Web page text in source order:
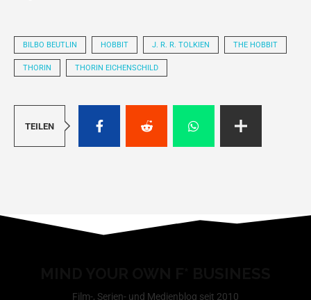
BILBO BEUTLIN HOBBIT J. R. R. TOLKIEN THE HOBBIT
THORIN THORIN EICHENSCHILD
TEILEN
Film-, Serien- und Medienblog seit 2010